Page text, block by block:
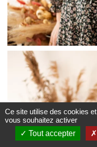
Ce site utilise des cookies
vous souhaitez activer
Tout accepter